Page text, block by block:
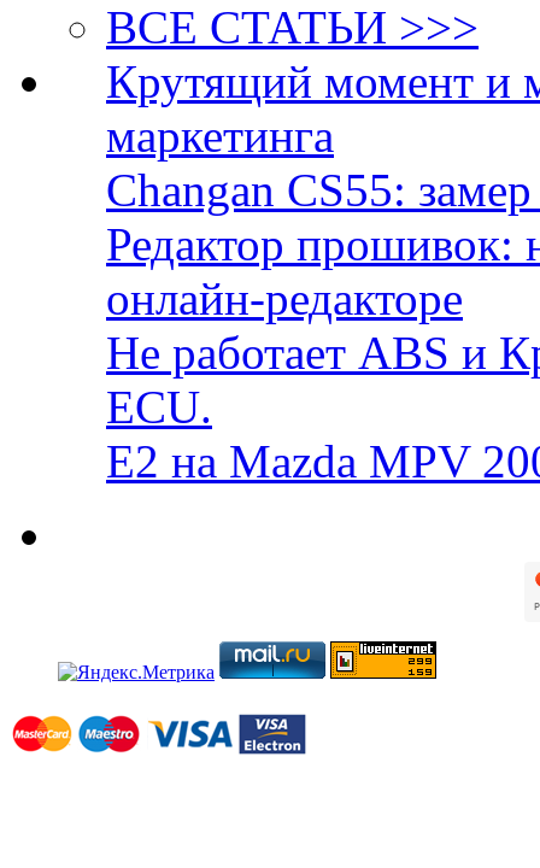
ВСЕ СТАТЬИ >>>
Крутящий момент и
маркетинга
Changan CS55:
Редактор прошивок:
онлайн-редакторе
Не работает ABS и
ECU.
E2 на Mazda MPV